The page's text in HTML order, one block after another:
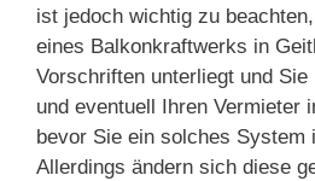
ist jedoch wichtig zu
eines Balkonkraftwerks in
Vorschriften unterliegt und
und eventuell Ihren Vermieter
bevor Sie ein solches System
Allerdings ändern sich diese